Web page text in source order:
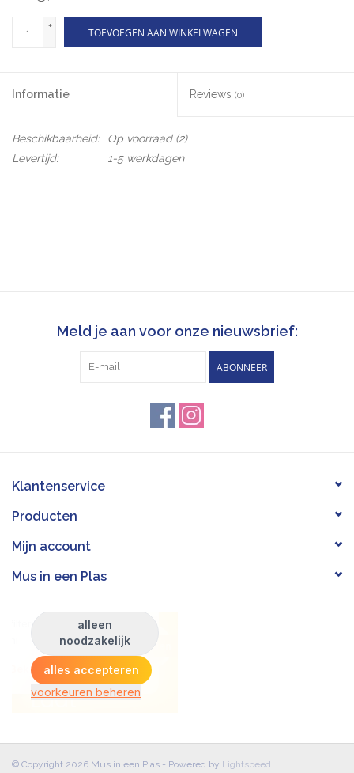
+
-
TOEVOEGEN AAN WINKELWAGEN
Informatie Reviews (0)
Beschikbaarheid: Op voorraad(2)
Levertijd:
1-5 werkdagen
Meld je aan voor onze nieuwsbrief:
ABONNEER
Klantenservice
Producten
Mijn account
Mus in een Plas
© Copyright 2026 Mus in een Plas - Powered by Lightspeed